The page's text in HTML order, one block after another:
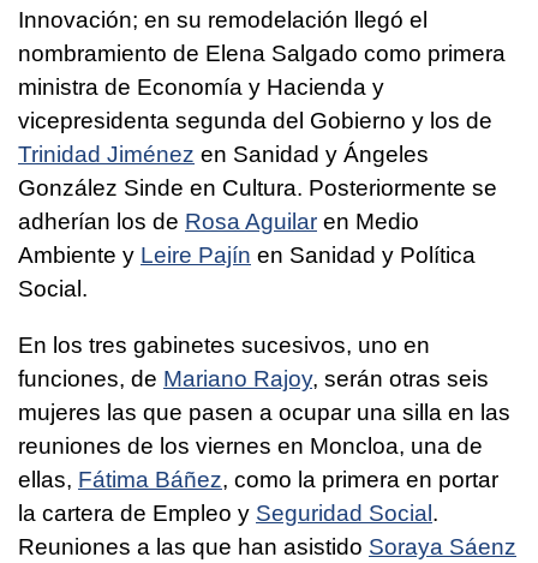
Innovación; en su remodelación llegó el
nombramiento de Elena Salgado como primera
ministra de Economía y Hacienda y
vicepresidenta segunda del Gobierno y los de
Trinidad Jiménez en Sanidad y Ángeles
González Sinde en Cultura. Posteriormente se
adherían los de Rosa Aguilar en Medio
Ambiente y Leire Pajín en Sanidad y Política
Social.
En los tres gabinetes sucesivos, uno en
funciones, de Mariano Rajoy, serán otras seis
mujeres las que pasen a ocupar una silla en las
reuniones de los viernes en Moncloa, una de
ellas, Fátima Báñez, como la primera en portar
la cartera de Empleo y Seguridad Social.
Reuniones a las que han asistido Soraya Sáenz